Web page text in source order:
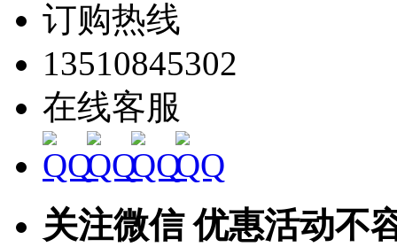
订购热线
13510845302
在线客服
关注微信 优惠活动不